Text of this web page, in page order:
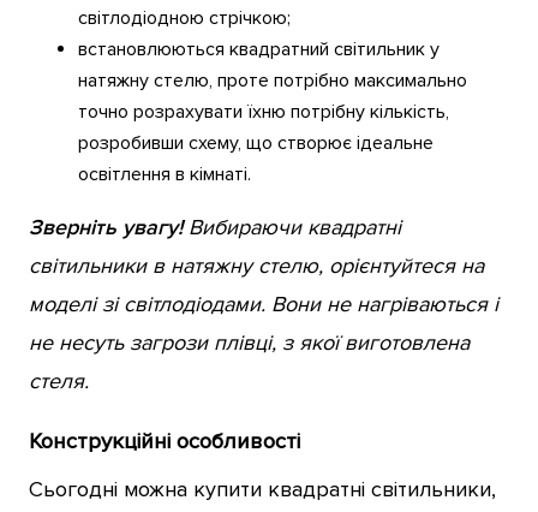
світлодіодною стрічкою;
встановлюються квадратний світильник у
натяжну стелю, проте потрібно максимально
точно розрахувати їхню потрібну кількість,
розробивши схему, що створює ідеальне
освітлення в кімнаті.
Зверніть увагу!Вибираючи квадратні
світильники в натяжну стелю, орієнтуйтеся на
моделі зі світлодіодами. Вони не нагріваються і
не несуть загрози плівці, з якої виготовлена
стеля.
Конструкційні особливості
Сьогодні можна купити квадратні світильники,